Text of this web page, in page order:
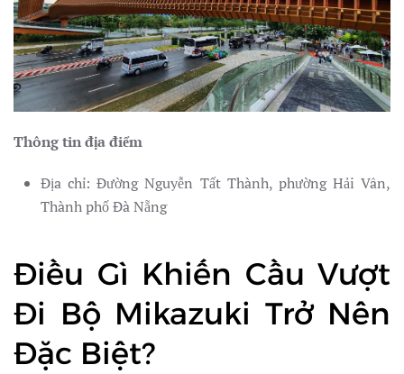
Thông tin địa điểm
Địa chỉ: Đường Nguyễn Tất Thành, phường Hải Vân,
Thành phố Đà Nẵng
Điều Gì Khiến Cầu Vượt
Đi Bộ Mikazuki Trở Nên
Đặc Biệt?